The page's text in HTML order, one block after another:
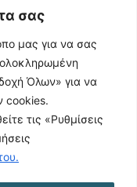
σας
μας για να σας
Όλων» για να
cookies.
τις «Ρυθμίσεις
242044